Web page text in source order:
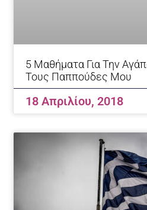
5 Μαθήματα Για Την
Τους Παππούδες Μου
18 Απριλίου, 2018